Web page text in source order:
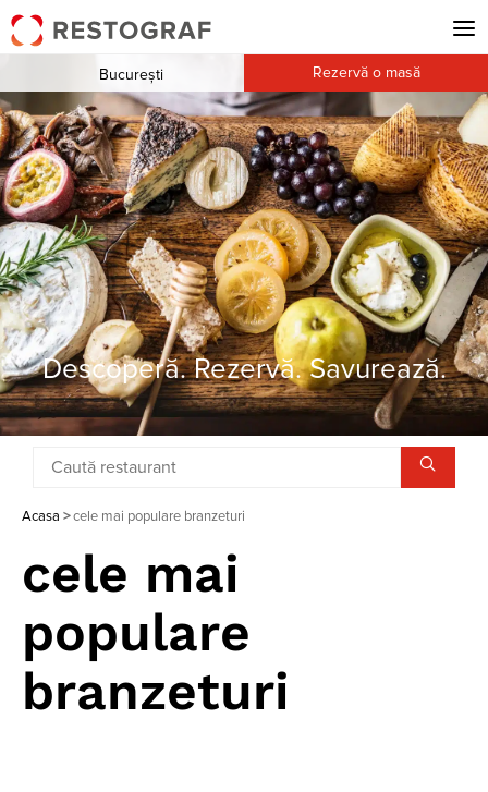
Descoperă. Rezervă. Savurează.
București Rezervă o masă
Acasa >cele mai populare branzeturi
cele mai
populare
branzeturi